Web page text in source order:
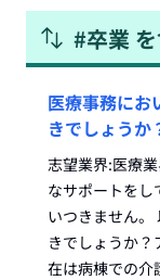
#卒業
医療事務にお
きでしょうか
志望業界:医療
なサポートをし
いつきません。
きでしょうか
在は病棟での